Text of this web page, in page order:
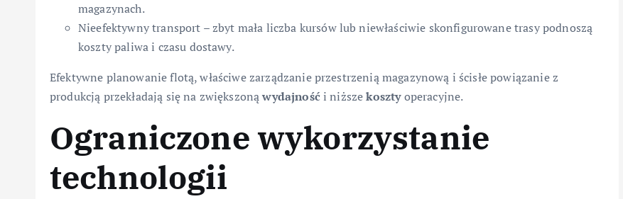
magazynach.
Nieefektywny transport – zbyt mała liczba kursów lub niewłaściwie skonfigurowane trasy podnoszą
koszty paliwa i czasu dostawy.
Efektywne planowanie flotą, właściwe zarządzanie przestrzenią magazynową i ścisłe powiązanie z
produkcją przekładają się na zwiększonąwydajność i niższekosztyoperacyjne.
Ograniczone wykorzystanie
technologii